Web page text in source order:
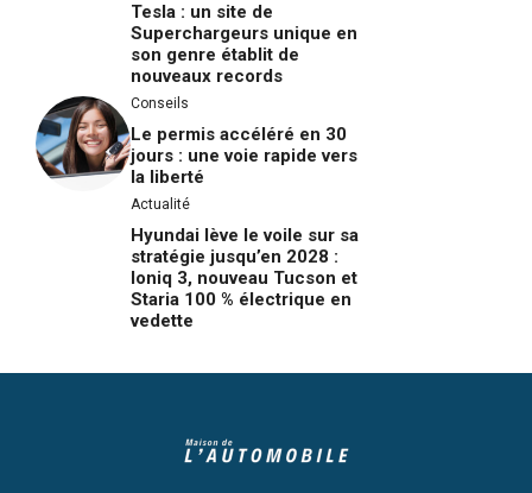
Tesla : un site de
Superchargeurs unique en
son genre établit de
nouveaux records
Conseils
Le permis accéléré en 30
jours : une voie rapide vers
la liberté
Actualité
Hyundai lève le voile sur sa
stratégie jusqu’en 2028 :
Ioniq 3, nouveau Tucson et
Staria 100 % électrique en
vedette